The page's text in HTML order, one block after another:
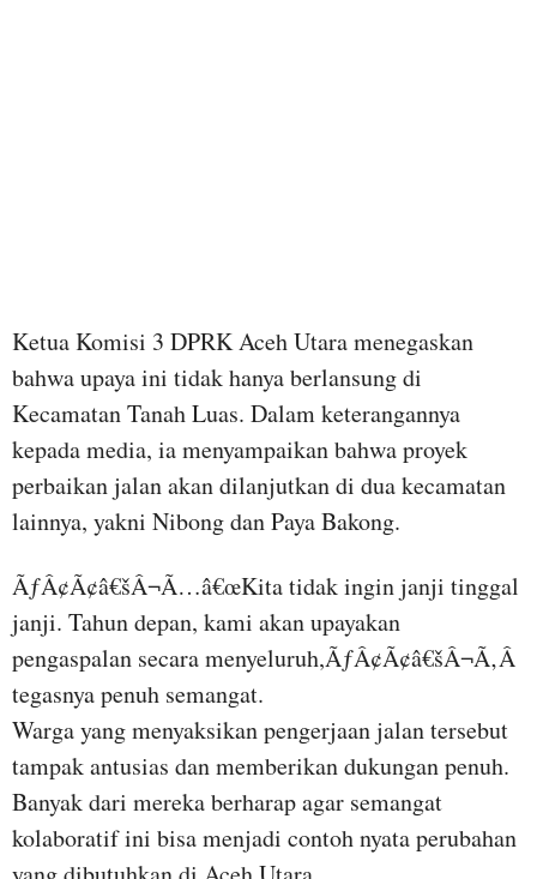
Ketua Komisi 3 DPRK Aceh Utara menegaskan
bahwa upaya ini tidak hanya berlansung di
Kecamatan Tanah Luas. Dalam keterangannya
kepada media, ia menyampaikan bahwa proyek
perbaikan jalan akan dilanjutkan di dua kecamatan
lainnya, yakni Nibong dan Paya Bakong.
ÃƒÂ¢Ã¢â€šÂ¬Ã…â€œKita tidak ingin janji tinggal
janji. Tahun depan, kami akan upayakan
pengaspalan secara menyeluruh,ÃƒÂ¢Ã¢â€šÂ¬Ã‚Â
tegasnya penuh semangat.
Warga yang menyaksikan pengerjaan jalan tersebut
tampak antusias dan memberikan dukungan penuh.
Banyak dari mereka berharap agar semangat
kolaboratif ini bisa menjadi contoh nyata perubahan